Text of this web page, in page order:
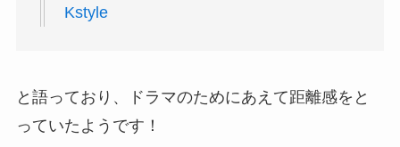
Kstyle
と語っており、ドラマのためにあえて距離感をと
っていたようです！